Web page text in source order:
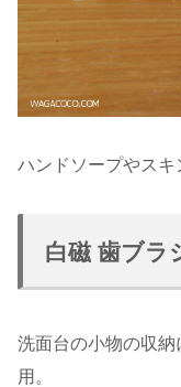
ハンドソープやスキ
白磁 歯ブラ
洗面台の小物の収
用。